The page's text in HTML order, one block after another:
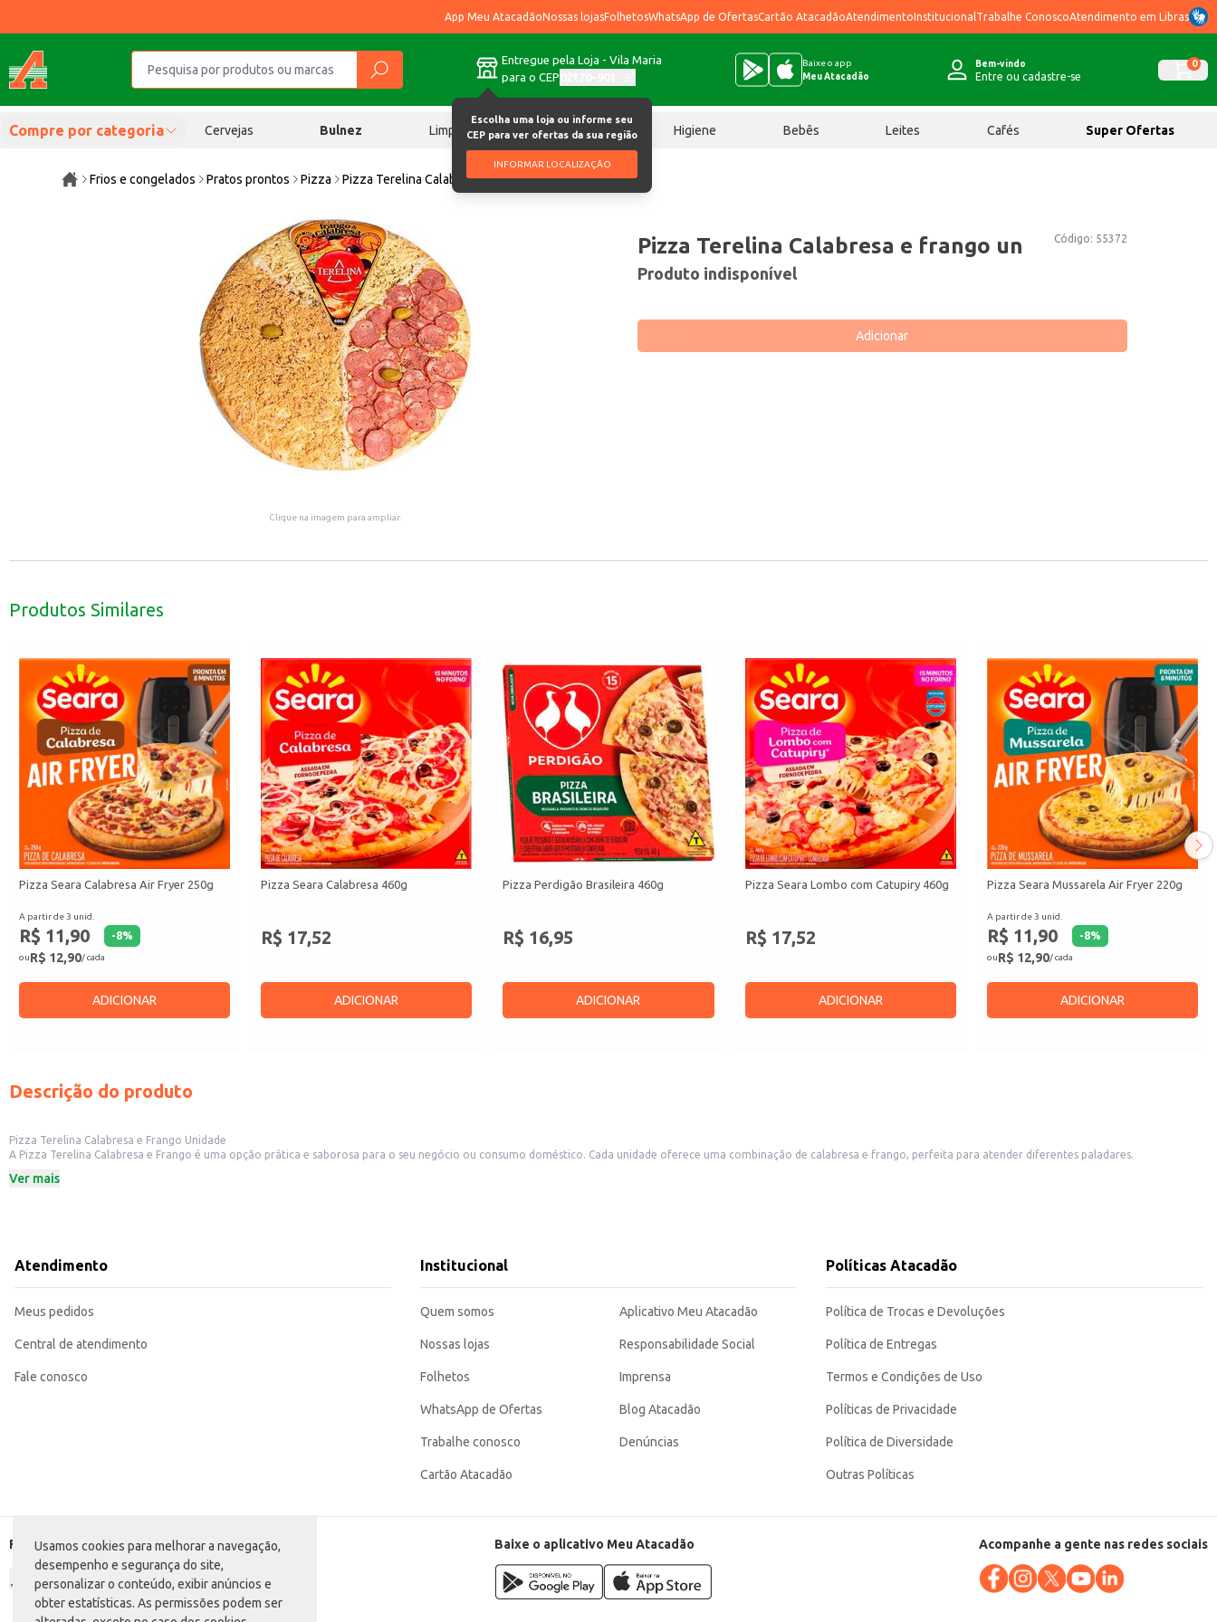
Usamos cookies para melhorar a navegação,
desempenho e segurança do site,
personalizar o conteúdo, exibir anúncios e
obter estatísticas. As permissões podem ser
App Meu AtacadãoNossas lojasFolhetosWhatsApp de OfertasCartão AtacadãoAtendimentoInstitucional Trabalhe ConoscoAtendimento em Libras
Entregue pela Loja - Vila Maria
para o CEP
Escolha uma loja ou informe seu
CEP para ver ofertas da sua região
INFORMAR LOCALIZAÇÃO
Baixe o app
Meu Atacadão
Bem-vindo
Entre ou cadastre-se
0
Compre por categoria Cervejas Bulnez Limpeza Chocolates Higiene Bebês Leites Cafés Super Ofertas
Frios e congelados Pratos prontos Pizza Pizza Terelina Calabresa e frango un
Clique na imagem para ampliar.
Código: 55372
Pizza Terelina Calabresa e frango un
Produto indisponível
Adicionar
Produtos Similares
Pizza Seara Calabresa Air Fryer 250g
A partir de 3 unid.
R$ 11,90 -8%
ouR$ 12,90/ cada
ADICIONAR
Pizza Seara Calabresa 460g
R$ 17,52
ADICIONAR
Pizza Perdigão Brasileira 460g
R$ 16,95
ADICIONAR
Pizza Seara Lombo com Catupiry 460g
R$ 17,52
ADICIONAR
Pizza Seara Mussarela Air Fryer 220g
A partir de 3 unid.
R$ 11,90 -8%
ouR$ 12,90/ cada
ADICIONAR
Descrição do produto
Pizza Terelina Calabresa e Frango Unidade
A Pizza Terelina Calabresa e Frango é uma opção prática e saborosa para o seu negócio ou consumo doméstico. Cada unidade oferece uma combinação de calabresa e frango, perfeita para atender diferentes paladares.
Também uma ótima opção para consumo em casa, em momentos de praticidade e sabor.
A Pizza Terelina Calabresa e Frango oferece praticidade e sabor, sendo uma excelente opção para quem busca qualidade e conveniência. Sua combinação de sabores agrada a diversos públicos, tornando-se uma escolha versátil para
diferentes ocasiões.
Ver mais
Atendimento
Meus pedidos
Central de atendimento
Fale conosco
Institucional
Quem somos
Nossas lojas
Folhetos
WhatsApp de Ofertas
Trabalhe conosco
Cartão Atacadão
Aplicativo Meu Atacadão
Responsabilidade Social
Imprensa
Blog Atacadão
Denúncias
Políticas Atacadão
Política de Trocas e Devoluções
Política de Entregas
Termos e Condições de Uso
Políticas de Privacidade
Política de Diversidade
Outras Políticas
Formas de pagamento Baixe o aplicativo Meu Atacadão Acompanhe a gente nas redes sociais